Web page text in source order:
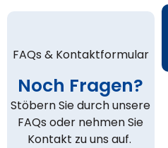
FAQs & Kontaktformular
Noch Fragen?
Stöbern Sie durch unsere
FAQs oder nehmen Sie
Kontakt zu uns auf.